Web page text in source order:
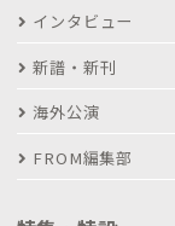
インタビュー
新譜・新刊
海外公演
FROM編集部